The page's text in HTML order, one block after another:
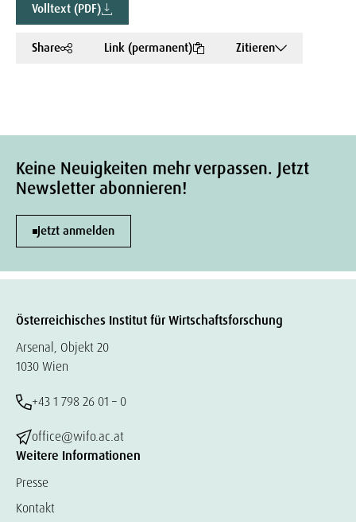
Volltext (PDF)
Share Link (permanent) Zitieren
Keine Neuigkeiten mehr verpassen. Jetzt
Newsletter abonnieren!
Jetzt anmelden
Österreichisches Institut für Wirtschaftsforschung
Arsenal, Objekt 20
1030 Wien
+43 1 798 26 01 – 0
office@wifo.ac.at
Weitere Informationen
Presse
Kontakt